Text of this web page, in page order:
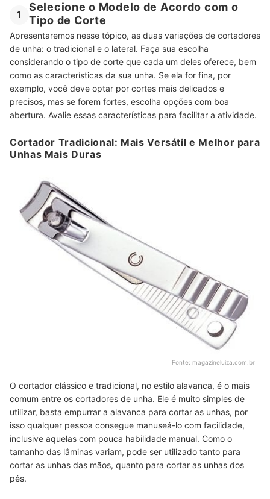
1
Selecione o Modelo de Acordo com o
Tipo de Corte
Apresentaremos nesse tópico, as duas variações de cortadores
de unha: o tradicional e o lateral. Faça sua escolha
considerando o tipo de corte que cada um deles oferece, bem
como as características da sua unha. Se ela for fina, por
exemplo, você deve optar por cortes mais delicados e
precisos, mas se forem fortes, escolha opções com boa
abertura. Avalie essas características para facilitar a atividade.
Cortador Tradicional: Mais Versátil e Melhor para
Unhas Mais Duras
Fonte: magazineluiza.com.br
O cortador clássico e tradicional, no estilo alavanca, é o mais
comum entre os cortadores de unha. Ele é muito simples de
utilizar, basta empurrar a alavanca para cortar as unhas, por
isso qualquer pessoa consegue manuseá-lo com facilidade,
inclusive aquelas com pouca habilidade manual. Como o
tamanho das lâminas variam, pode ser utilizado tanto para
cortar as unhas das mãos, quanto para cortar as unhas dos
pés.